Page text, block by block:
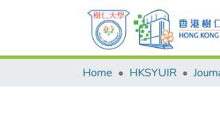
Home HKSYUIR